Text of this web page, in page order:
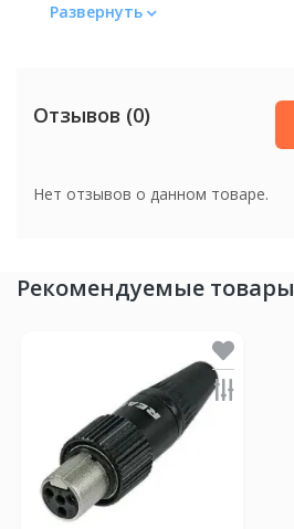
Развернуть
Отзывов (0)
Нет отзывов о данном товаре.
Рекомендуемые товары